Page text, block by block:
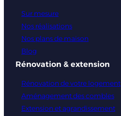
Sur mesure
Nos réalisations
Nos plans de maison
Blog
Rénovation & extension
Rénovation de votre logement
Aménagement des combles
Extension et agrandissement